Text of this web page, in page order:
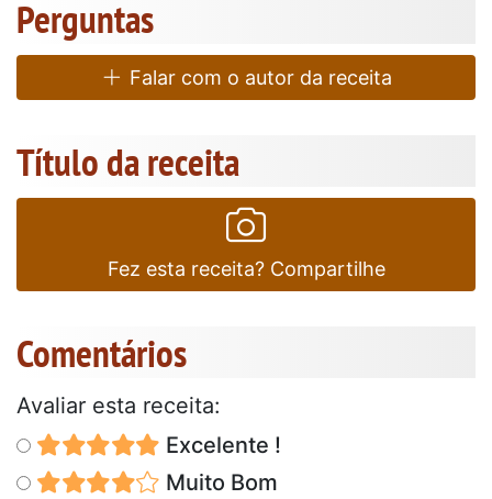
Perguntas
Falar com o autor da receita
Título da receita
Fez esta receita? Compartilhe
Comentários
Avaliar esta receita:
Excelente !
Muito Bom